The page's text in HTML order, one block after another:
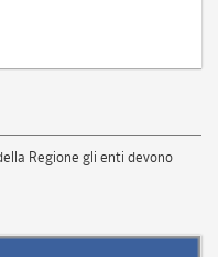
Regione gli enti devono